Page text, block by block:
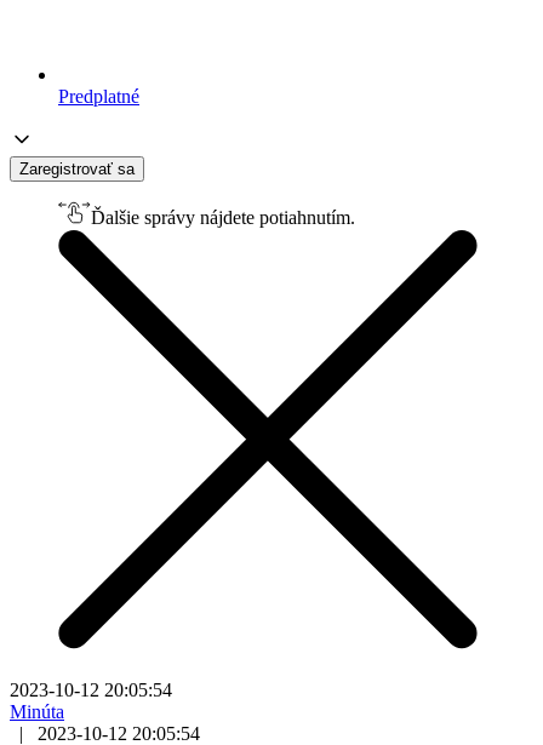
Predplatné
Zaregistrovať sa
Ďalšie správy nájdete potiahnutím.
2023-10-12 20:05:54
Minúta
|
2023-10-12 20:05:54